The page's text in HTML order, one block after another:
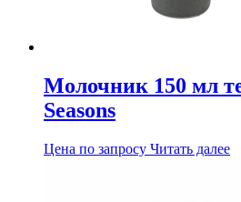
Молочник 150 мл
Seasons
Цена по запросу Читать далее